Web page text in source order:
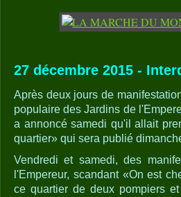
27 décembre 2015 -
Après deux jours de
populaire des Jardins de
a annoncé samedi qu'il allait
quartier» qui sera publié
Vendredi et samedi, des
l'Empereur, scandant «On est
ce quartier de deux pompiers